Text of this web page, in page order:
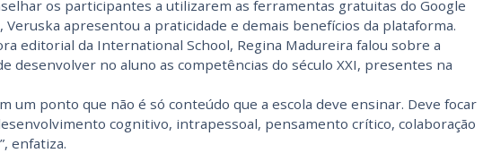
os participantes a utilizarem as ferramentas gratuitas do Google
Veruska apresentou a praticidade e demais benefícios da plataforma.
editorial da International School, Regina Madureira falou sobre a
desenvolver no aluno as competências do século XXI, presentes na
um ponto que não é só conteúdo que a escola deve ensinar. Deve focar
cognitivo, intrapessoal, pensamento crítico, colaboração
enfatiza.